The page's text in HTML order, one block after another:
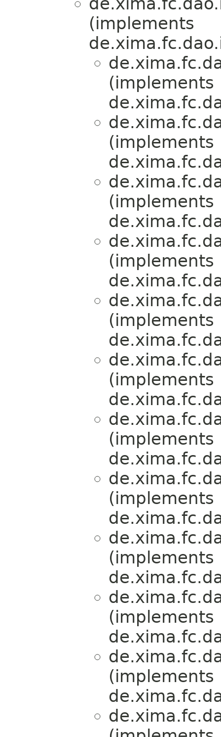
(implements
(implements
(implements
(implements
(implements
(implements
(implements
(implements
(implements
(implements
(implements
(implements